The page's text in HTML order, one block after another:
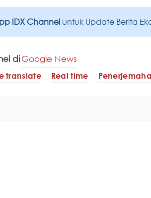
IDX Channel untuk Update Berita
diGoogle News
translate Real time